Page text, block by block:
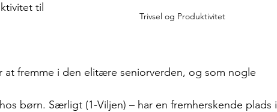
Trivsel og Produktivitet
til
at fremme i den elitære seniorverden, og som nogle
børn. Særligt (1-Viljen) – har en fremherskende plads i